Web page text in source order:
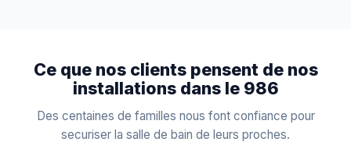
Ce que nos clients pensent de nos
installations dans le 986
Des centaines de familles nous font confiance pour
securiser la salle de bain de leurs proches.